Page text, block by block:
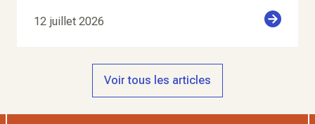
12 juillet 2026
Voir tous les articles